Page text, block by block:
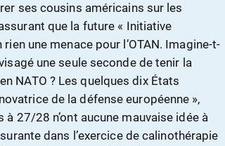
ses cousins américains sur les
que la future « Initiative
une menace pour l’OTAN. Imagine-t-
une seule seconde de tenir la
NATO ? Les quelques dix États
de la défense européenne »,
27/28 n’ont aucune mauvaise idée à
dans l’exercice de calinothérapie